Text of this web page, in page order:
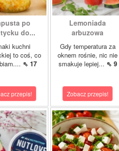
po
do...
kuchni
to coś, co
⇖ 17
przepis!
Lemoniada
arbuzowa
Gdy temperatura za
oknem rośnie, nic nie
smakuje lepiej... ⇖ 9
Zobacz przepis!